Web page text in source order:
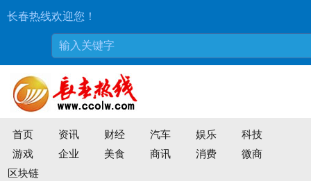
长春热线欢迎您！
首页 资讯 财经 汽车 娱乐
科技
游戏
企业 美食 商讯 消费
微商
区块链